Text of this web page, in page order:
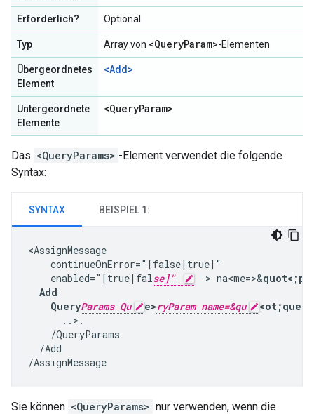
Erforderlich? Optional
Typ Array von <QueryParam>-Elementen
Übergeordnetes
Element
<Add>
Untergeordnete
Elemente
<QueryParam>
Das <QueryParams> -Element verwendet die folgende
Syntax:
SYNTAX BEISPIEL 1:
<AssignMessage
    continueOnError="[false|true]"
    enabled="[true|fal
se]"
  > na<me=>&
  Add
    Query
Params Qu e>ryParam name=&qu
      ..>.
    /QueryParams
  /Add
/AssignMessage
Sie können <QueryParams> nur verwenden, wenn die